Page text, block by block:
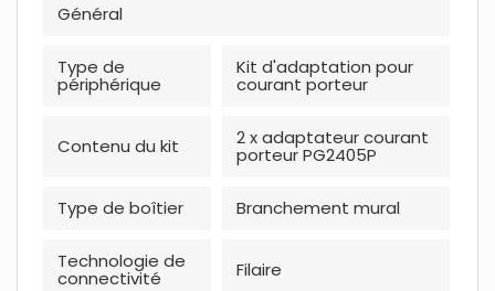
Général
Type de
périphérique
Kit d'adaptation pour
courant porteur
Contenu du kit 2 x adaptateur courant
porteur PG2405P
Type de boîtier Branchement mural
Technologie de
connectivité Filaire